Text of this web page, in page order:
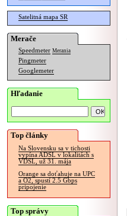
Satelitná mapa SR
Merače
Speedmeter Merania
Pingmeter
Googlemeter
Hľadanie
Top články
Na Slovensku sa v tichosti
vypína ADSL v lokalitách s
VDSL, už 31. mája
Orange sa doťahuje na UPC
a O2, spustí 2.5 Gbps
pripojenie
Top správy